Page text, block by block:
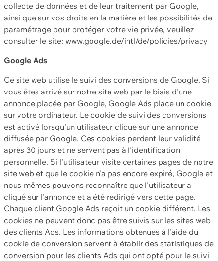
collecte de données et de leur traitement par Google,
ainsi que sur vos droits en la matière et les possibilités de
paramétrage pour protéger votre vie privée, veuillez
consulter le site: www.google.de/intl/de/policies/privacy
Google Ads
Ce site web utilise le suivi des conversions de Google. Si
vous êtes arrivé sur notre site web par le biais d'une
annonce placée par Google, Google Ads place un cookie
sur votre ordinateur. Le cookie de suivi des conversions
est activé lorsqu'un utilisateur clique sur une annonce
diffusée par Google. Ces cookies perdent leur validité
après 30 jours et ne servent pas à l'identification
personnelle. Si l'utilisateur visite certaines pages de notre
site web et que le cookie n'a pas encore expiré, Google et
nous-mêmes pouvons reconnaître que l'utilisateur a
cliqué sur l'annonce et a été redirigé vers cette page.
Chaque client Google Ads reçoit un cookie différent. Les
cookies ne peuvent donc pas être suivis sur les sites web
des clients Ads. Les informations obtenues à l'aide du
cookie de conversion servent à établir des statistiques de
conversion pour les clients Ads qui ont opté pour le suivi